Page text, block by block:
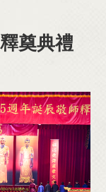
奠典禮